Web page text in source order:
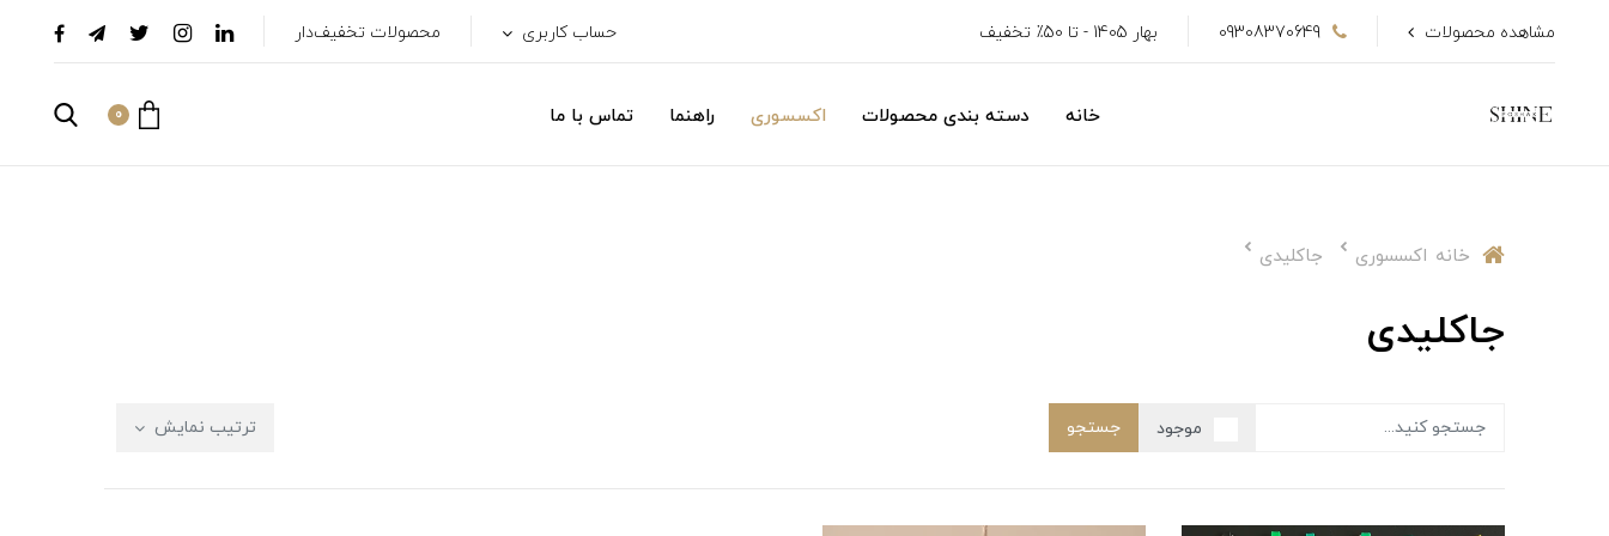
مشاهده محصولات 09308370649 بهار 1405 - تا 50٪ تخفیف حساب کاربری محصولات تخفیف‌دار
خانه دسته بندی محصولات اکسسوری راهنما تماس با ما 0
خانه اکسسوری جاکلیدی
جاکلیدی
موجود جستجو ترتیب نمایش